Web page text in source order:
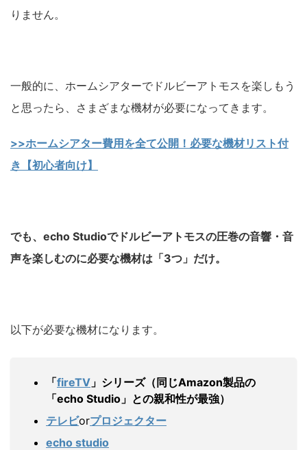
りません。
一般的に、ホームシアターでドルビーアトモスを楽しもう
と思ったら、さまざまな機材が必要になってきます。
>>ホームシアター費用を全て公開！必要な機材リスト付
き【初心者向け】
でも、echo Studioでドルビーアトモスの圧巻の音響・音
声を楽しむのに必要な機材は「3つ」だけ。
以下が必要な機材になります。
「fireTV 」シリーズ（同じAmazon製品の
「echo Studio」との親和性が最強）
テレビorプロジェクター
echo studio